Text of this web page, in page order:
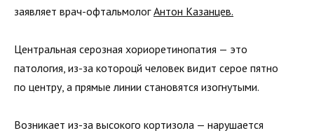
заявляет врач-офтальмологАнтон Казанцев.
Центральная серозная хориоретинопатия — это
патология, из-за котороцй человек видит серое пятно
по центру, а прямые линии становятся изогнутыми.
Возникает из-за высокого кортизола — нарушается